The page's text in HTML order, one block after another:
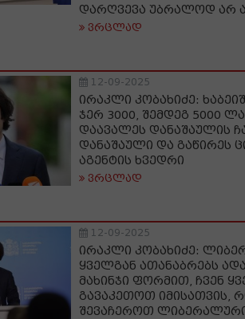
დარღვევა უბრალოდ არ
ვრცლად
12-09-2025
ირაკლი კობახიძე:
ჯერ 3000, შემდეგ 5000
დაავალეს დანაშაულის
დანაშაული და გაწირეს
აგენტის ხვედრი
ვრცლად
12-09-2025
ირაკლი კობახიძე:
ყველგან ათანაბრებს
მახინჯი ფორმით, ჩვენ
გავაკეთოთ იმისათვის,
შევაჩეროთ